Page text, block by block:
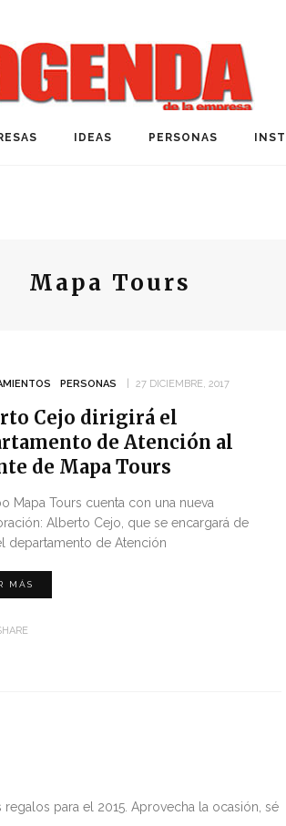
IDEAS PERSONAS
Mapa Tours
PERSONAS 27 DICIEMBRE, 2017
Cejo dirigirá el
de Atención al
de Mapa Tours
Mapa Tours cuenta con una nueva
Alberto Cejo, que se encargará de
departamento de Atención
MÁS
para el 2015. Aprovecha la ocasión, sé